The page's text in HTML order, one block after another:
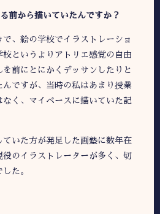
前から描いていたんですか？
、絵の学校でイラストレーショ
校というよりアトリエ感覚の自由
前にとにかくデッサンしたりと
ですが、当時の私はあまり授業
なく、マイペースに描いていた記
いた方が発足した画塾に数年在
のイラストレーターが多く、切
た。